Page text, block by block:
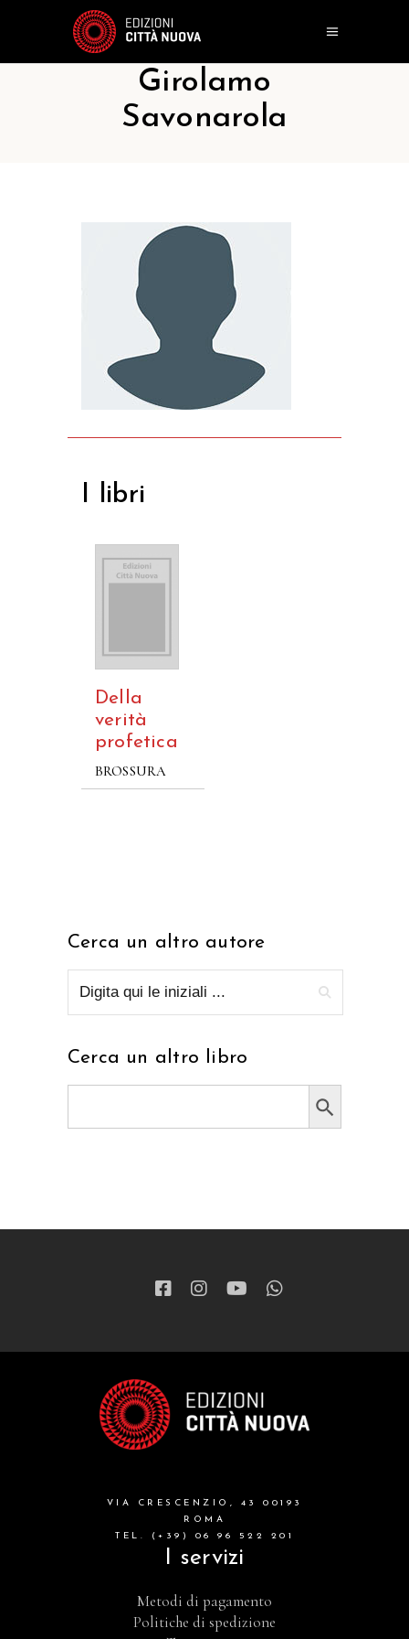
Girolamo
Savonarola
I libri
Della
verità
profetica
BROSSURA
Cerca un altro autore
Cerca un altro libro
Search Button
VIA CRESCENZIO, 43 00193
ROMA
TEL. (+39) 06 96 522 201
I servizi
Metodi di pagamento
Politiche di spedizione